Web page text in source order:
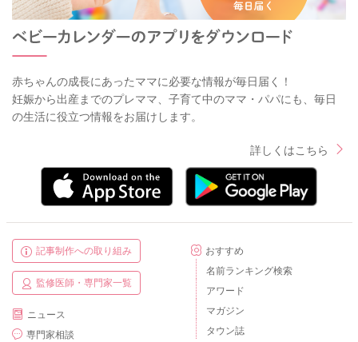
赤ちゃんの成長にあったママに必要な情報が毎日届く！
妊娠から出産までのプレママ、子育て中のママ・パパにも、毎日
の生活に役立つ情報をお届けします。
詳しくはこちら
記事制作への取り組み
監修医師・専門家一覧
ニュース
専門家相談
おすすめ
名前ランキング検索
アワード
マガジン
タウン誌